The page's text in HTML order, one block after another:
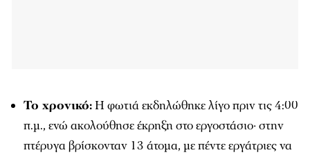
Το χρονικό:Η φωτιά εκδηλώθηκε λίγο πριν τις 4:00
π.μ., ενώ ακολούθησε έκρηξη στο εργοστάσιο· στην
πτέρυγα βρίσκονταν 13 άτομα, με πέντε εργάτριες να